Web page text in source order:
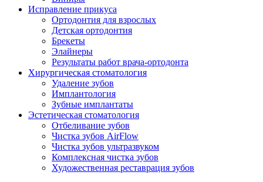
Исправление прикуса
Ортодонтия для взрослых
Детская ортодонтия
Брекеты
Элайнеры
Результаты работ врача-ортодонта
Хирургическая стоматология
Удаление зубов
Имплантология
Зубные имплантаты
Эстетическая стоматология
Отбеливание зубов
Чистка зубов AirFlow
Чистка зубов ультразвуком
Комплексная чистка зубов
Художественная реставрация зубов